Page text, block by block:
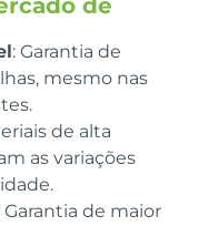
de
: Garantia de
mesmo nas
de alta
as variações
Garantia de maior